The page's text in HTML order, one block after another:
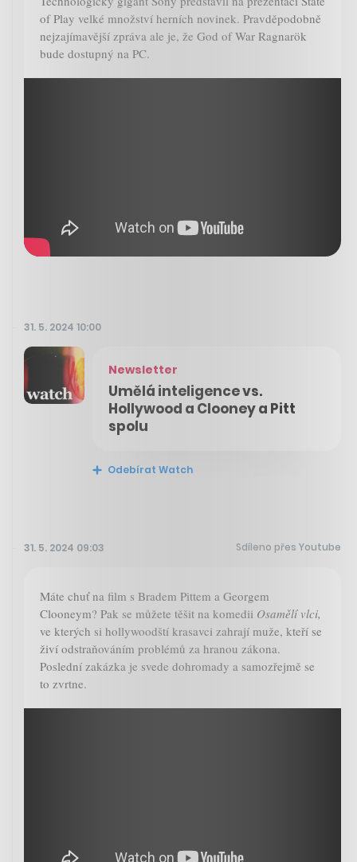
of Play velké množství herních novinek. Pravděpodobně
nejzajímavější zpráva ale je, že God of War Ragnarök
bude dostupný na PC.
31. 5. 2024 10:00
Newsletter
Umělá inteligence vs.
Hollywood a Clooney a Pitt
spolu
Odebírat Watch
31. 5. 2024 09:03 Sdíleno přes Youtube
Máte chuť na film s Bradem Pittem a Georgem
Clooneym? Pak se můžete těšit na komedii Osamělí vlci,
ve kterých si hollywoodští krasavci zahrají muže, kteří se
živí odstraňováním problémů za hranou zákona.
Poslední zakázka je svede dohromady a samozřejmě se
to zvrtne.